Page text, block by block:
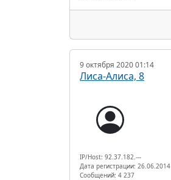
9 октября 2020 01:14
Лиса-Алиса, 8
IP/Host: 92.37.182.---
Дата регистрации: 26.06.2014
Сообщений: 4 237